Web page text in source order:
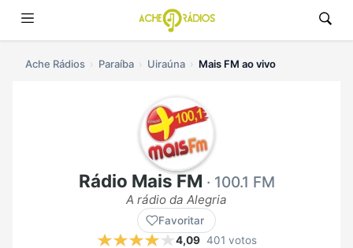
Ache Rádios Paraíba Uiraúna Mais FM ao vivo
Rádio Mais FM · 100.1 FM
A rádio da Alegria
Favoritar
4,09 401 votos